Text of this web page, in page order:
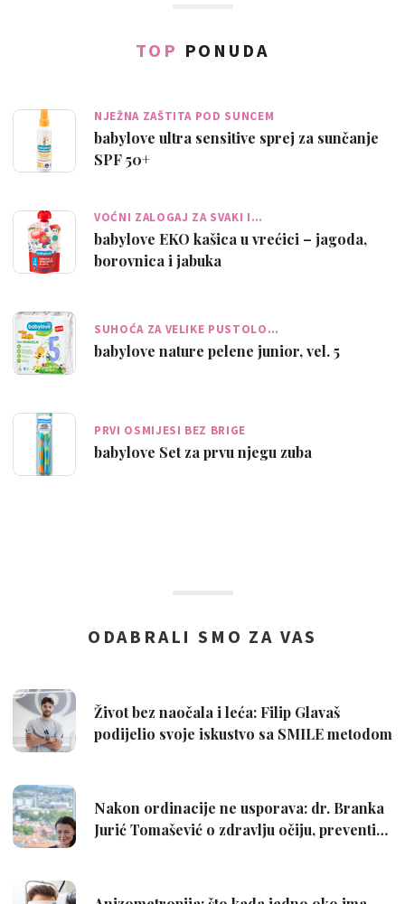
TOP PONUDA
NJEŽNA ZAŠTITA POD SUNCEM
babylove ultra sensitive sprej za sunčanje
SPF 50+
VOĆNI ZALOGAJ ZA SVAKI I…
babylove EKO kašica u vrećici – jagoda,
borovnica i jabuka
SUHOĆA ZA VELIKE PUSTOLO…
babylove nature pelene junior, vel. 5
PRVI OSMIJESI BEZ BRIGE
babylove Set za prvu njegu zuba